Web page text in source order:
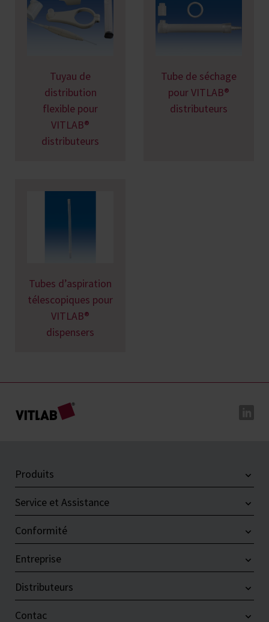
Tuyau de
distribution
flexible pour
VITLAB®
distributeurs
Tube de séchage
pour VITLAB®
distributeurs
Tubes d’aspiration
télescopiques pour
VITLAB®
dispensers
Produits
Service et Assistance
Conformité
Entreprise
Distributeurs
Contac